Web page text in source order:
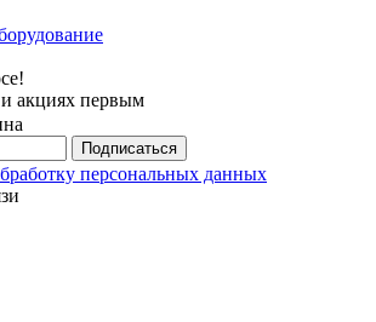
акциях первым
персональных данных